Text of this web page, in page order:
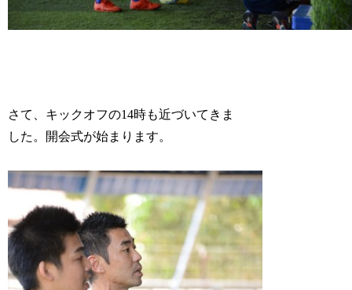
さて、キックオフの14時も近づいてきま
した。開会式が始まります。